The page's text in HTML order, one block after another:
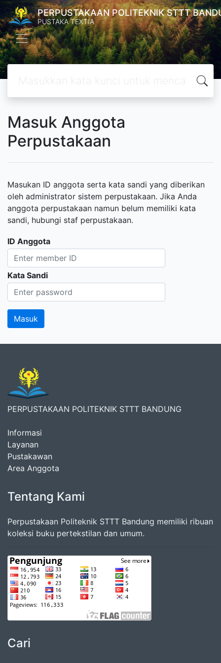
PERPUSTAKAAN POLITEKNIK STTT
PUSTAKA TEXTIA
Masuk Anggota
Perpustakaan
Masukan ID anggota serta kata sandi yang diberikan
oleh administrator sistem perpustakaan. Jika Anda
anggota perpustakaan namun belum memiliki kata
sandi, hubungi staf perpustakaan.
ID Anggota
Kata Sandi
PERPUSTAKAAN POLITEKNIK STTT BANDUNG
Informasi
Layanan
Pustakawan
Area Anggota
Tentang Kami
Perpustakaan Politeknik STTT Bandung memiliki ribuan
koleksi buku pertekstilan dan umum.
Cari